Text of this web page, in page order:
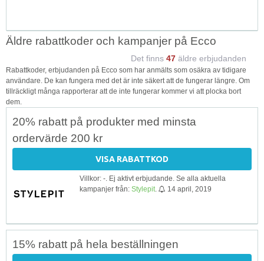
Äldre rabattkoder och kampanjer på Ecco
Det finns 47 äldre erbjudanden
Rabattkoder, erbjudanden på Ecco som har anmälts som osäkra av tidigare
användare. De kan fungera med det är inte säkert att de fungerar längre. Om
tillräckligt många rapporterar att de inte fungerar kommer vi att plocka bort
dem.
20% rabatt på produkter med minsta
ordervärde 200 kr
VISA RABATTKOD
Villkor: -. Ej aktivt erbjudande. Se alla aktuella
kampanjer från: Stylepit 14 april, 2019
15% rabatt på hela beställningen